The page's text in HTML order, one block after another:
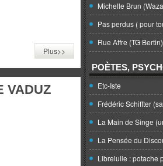
Plus>>
VADUZ
Michelle Brun
Pas perdus ( pour
Rue Affre (TG Bertin)
POÈTES,
Etc-Iste
Frédéric Schiffter
La Main de Singe
La Pensée du
Librelulle : potache